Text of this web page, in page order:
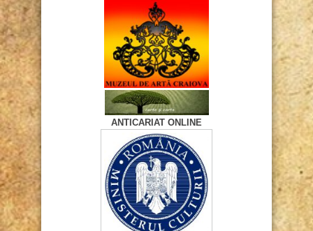
ANTICARIAT ONLINE